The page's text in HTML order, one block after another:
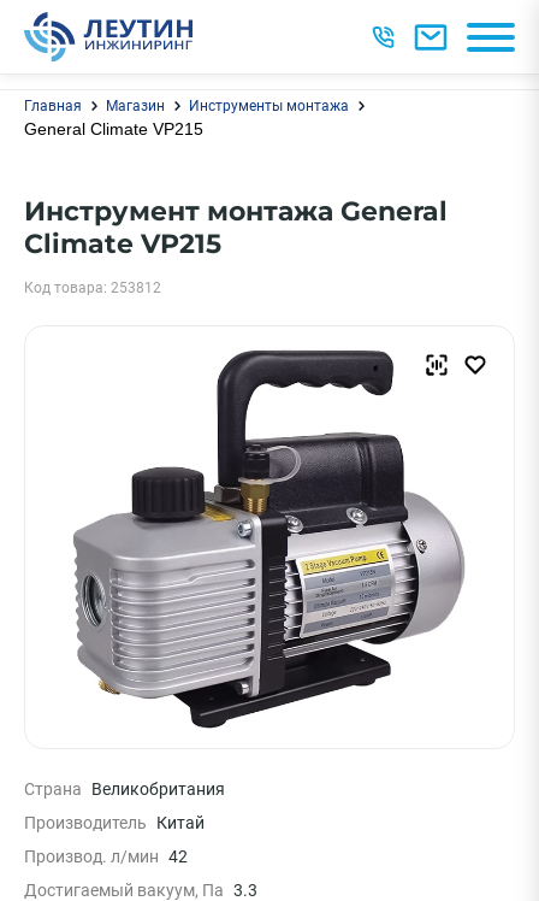
Главная Магазин Инструменты монтажа
General Climate VP215
Инструмент монтажа General
Climate VP215
Код товара: 253812
Страна
Великобритания
Производитель
Китай
Производ. л/мин 42
Достигаемый вакуум, Па 3.3